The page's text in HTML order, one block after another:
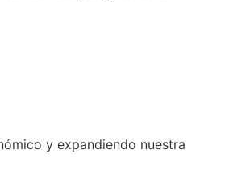
y expandiendo nuestra